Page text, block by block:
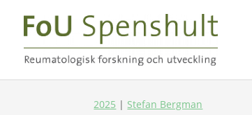
2025 | Stefan Bergman